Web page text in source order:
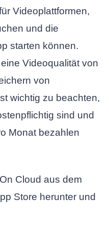
Videoplattformen,
und die
starten können.
Videoqualität von
von
wichtig zu beachten,
sind und
Monat bezahlen
Cloud aus dem
Store herunter und